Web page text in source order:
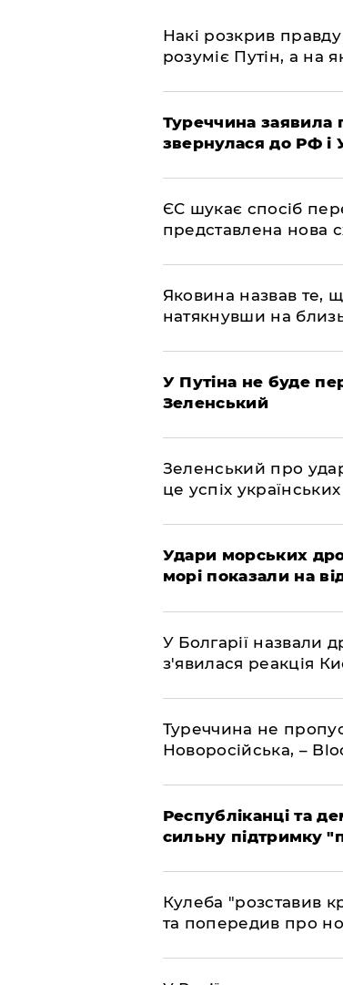
Накі розкрив
розуміє Путін, а на
Туреччина заявила
звернулася до РФ і
ЄС шукає спосіб
представлена ​​нова
Яковина назвав те,
натякнувши на
У Путіна не буде
Зеленський
Зеленський про
це успіх
Удари морських
морі показали на
У Болгарії назвали
з'явилася реакція
Туреччина не
Новоросійська, –
Республіканці та
сильну підтримку
Кулеба "розставив
та попередив про